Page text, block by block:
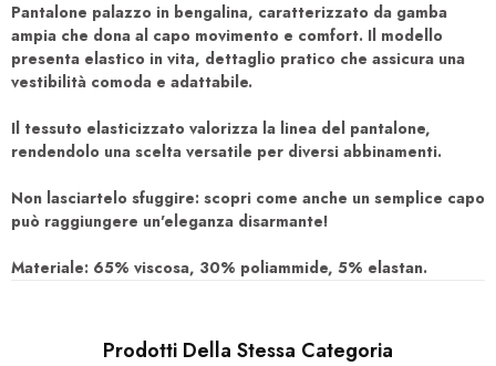
Pantalone palazzo in bengalina, caratterizzato da gamba
ampia che dona al capo movimento e comfort. Il modello
presenta elastico in vita, dettaglio pratico che assicura una
vestibilità comoda e adattabile.
Il tessuto elasticizzato valorizza la linea del pantalone,
rendendolo una scelta versatile per diversi abbinamenti.
Non lasciartelo sfuggire: scopri come anche un semplice capo
può raggiungere un'eleganza disarmante!
Materiale: 65% viscosa, 30% poliammide, 5% elastan.
Prodotti Della Stessa Categoria